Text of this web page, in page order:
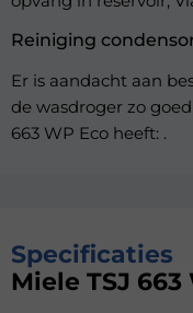
Reiniging
Er is aandacht aan
de wasdroger zo
663 WP Eco heeft: .
Specificaties
Miele TSJ 663